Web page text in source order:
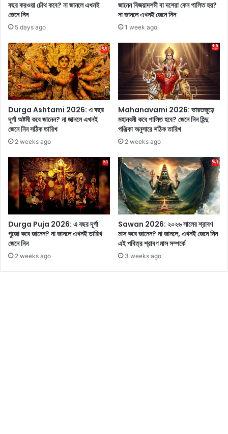
ন্তে
ই
বা
ড়
ছে
ও
জ
ন
!
সা
র
বি
বা
হ
প
ঞ্চ
মী
তে
ক
লা
গা
র
জা
র
ৎ
প
র্য
স
ম্প
বছর করওয়া চৌথ কবে? না জানলে এখনই
জেনে নিন
5 days ago
জানেন বিজয়াদশমী বা দশেরা কেন পালিত হয়?
না জানলে এখনই জেনে নিন
1 week ago
Durga Ashtami 2026: এ বছর
দূর্গা অষ্টমী কবে জানেন? না জানলে এখনই
জেনে নিন সঠিক তারিখ
2 weeks ago
Mahanavami 2026: ভারতজুড়ে
মহানবমী কবে পালিত হবে? জেনে নিন হিন্দু
পঞ্জিকা অনুসারে সঠিক তারিখ
2 weeks ago
Durga Puja 2026: এ বছর দূর্গা
পুজো কবে জানেন? না জানলে এখনই তারিখ
জেনে নিন
2 weeks ago
Sawan 2026: ২০২৬ সালের শ্রাবণ
মাস কবে জানেন? না জানলে, এখনই জেনে নিন
এই পবিত্র শ্রাবণ মাস সম্পর্কে
3 weeks ago